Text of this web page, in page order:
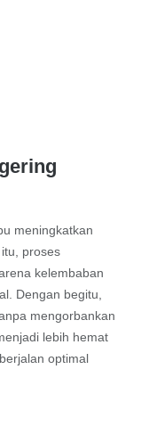
meningkatkan
proses
kelembaban
Dengan begitu,
mengorbankan
lebih hemat
optimal